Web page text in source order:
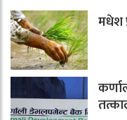
मधेश